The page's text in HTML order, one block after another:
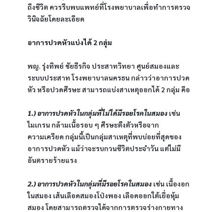
ถึงชีวิต ควรรีบพบแพทย์ที่โรงพยาบาลเพื่อทำการตรวจ
วินิจฉัยโดยละเอียด
อาการปวดหัวแบ่งได้ 2 กลุ่ม
พญ. รุ่งทิพย์ ชัยธีรกิจ ประสาทวิทยา ศูนย์สมองและ
ระบบประสาท โรงพยาบาลนครธน กล่าวว่าอาการปวด
หัว หรือปวดศีรษะ สามารถแบ่งสาเหตุออกได้ 2 กลุ่ม คือ
1.) อาการปวดหัวในกลุ่มที่ไม่ได้มีรอยโรคในสมอง เช่น
ไมเกรน กล้ามเนื้อรอบ ๆ ศีรษะตึงตัวหรือจาก
ความเครียด กลุ่มนี้เป็นกลุ่มสาเหตุที่พบบ่อยที่สุดของ
อาการปวดหัว แม้ว่าจะรบกวนชีวิตประจำวัน แต่ไม่มี
อันตรายร้ายแรง
2.) อาการปวดหัวในกลุ่มที่มีรอยโรคในสมอง เช่น เนื้องอก
ในสมอง เส้นเลือดสมองโป่งพอง เลือดออกใต้เยื่อหุ้ม
สมอง โดยสามารถตรวจได้จากการตรวจร่างกายทาง